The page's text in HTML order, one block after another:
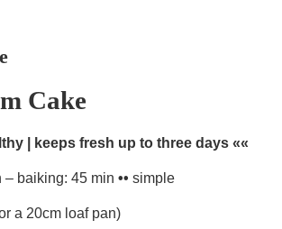
Cake
| keeps fresh up to three days ««
– baiking: 45 min •• simple
a 20cm loaf pan)